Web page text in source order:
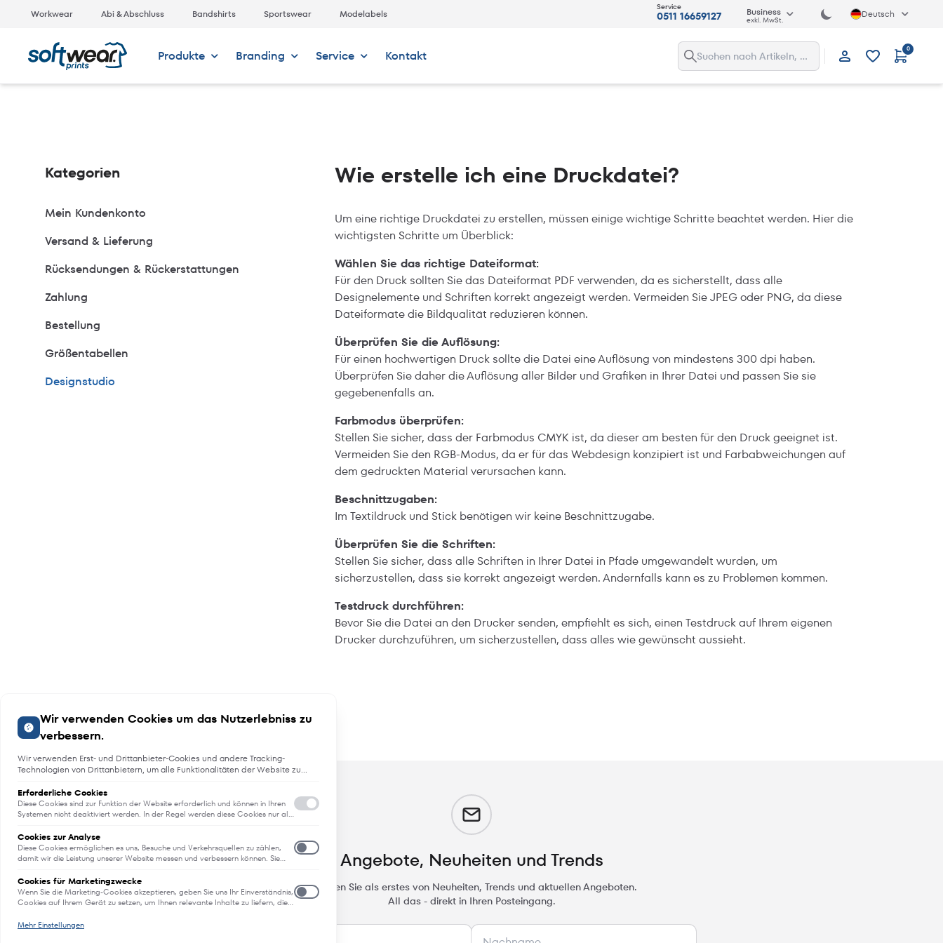
Workwear Abi & Abschluss Bandshirts Sportswear Modelabels
Service
0511 16659127 Business
exkl. MwSt. Deutsch
Produkte Branding Service Kontakt Anmelden
0
Kategorien
Mein Kundenkonto
Versand & Lieferung
Rücksendungen & Rückerstattungen
Zahlung
Bestellung
Größentabellen
Designstudio
Wie erstelle ich eine Druckdatei?
Um eine richtige Druckdatei zu erstellen, müssen einige wichtige Schritte beachtet werden. Hier die
wichtigsten Schritte um Überblick:
Wählen Sie das richtige Dateiformat:
Für den Druck sollten Sie das Dateiformat PDF verwenden, da es sicherstellt, dass alle
Designelemente und Schriften korrekt angezeigt werden. Vermeiden Sie JPEG oder PNG, da diese
Dateiformate die Bildqualität reduzieren können.
Überprüfen Sie die Auflösung:
Für einen hochwertigen Druck sollte die Datei eine Auflösung von mindestens 300 dpi haben.
Überprüfen Sie daher die Auflösung aller Bilder und Grafiken in Ihrer Datei und passen Sie sie
gegebenenfalls an.
Farbmodus überprüfen:
Stellen Sie sicher, dass der Farbmodus CMYK ist, da dieser am besten für den Druck geeignet ist.
Vermeiden Sie den RGB-Modus, da er für das Webdesign konzipiert ist und Farbabweichungen auf
dem gedruckten Material verursachen kann.
Beschnittzugaben:
Im Textildruck und Stick benötigen wir keine Beschnittzugabe.
Überprüfen Sie die Schriften:
Stellen Sie sicher, dass alle Schriften in Ihrer Datei in Pfade umgewandelt wurden, um
sicherzustellen, dass sie korrekt angezeigt werden. Andernfalls kann es zu Problemen kommen.
Testdruck durchführen:
Bevor Sie die Datei an den Drucker senden, empfiehlt es sich, einen Testdruck auf Ihrem eigenen
Drucker durchzuführen, um sicherzustellen, dass alles wie gewünscht aussieht.
Wir verwenden Cookies um das Nutzerlebniss zu
verbessern.
Wir verwenden Erst- und Drittanbieter-Cookies und andere Tracking-
Technologien von Drittanbietern, um alle Funktionalitäten der Website zu
und personalisierte Werbung über unsere Websites, Apps und Newsletter im
Internet und über Social-Media-Plattformen bereitzustellen. Zu diesem
Zweck erfassen wir Informationen zum Benutzer, dem Browsing-Verhalten
Erforderliche Cookies
Diese Cookies sind zur Funktion der Website erforderlich und können in Ihren
Systemen nicht deaktiviert werden. In der Regel werden diese Cookies nur als
Dienstanforderung entsprechen, wie etwa dem Festlegen Ihrer
Datenschutzeinstellungen, dem Anmelden oder dem Ausfüllen von
Formularen. Sie können Ihren Browser so einstellen, dass diese Cookies
der Website funktionieren dann aber nicht. Diese Cookies speichern keine
personenbezogenen Daten.
Cookies zur Analyse
Diese Cookies ermöglichen es uns, Besuche und Verkehrsquellen zu zählen,
damit wir die Leistung unserer Website messen und verbessern können. Sie
beliebtesten sind, welche am wenigsten genutzt werden und wie sich
Besucher auf der Website bewegen. Alle von diesen Cookies erfassten
Informationen werden aggregiert und sind deshalb anonym. Wenn Sie diese
besucht haben.
Cookies für Marketingzwecke
Wenn Sie die Marketing-Cookies akzeptieren, geben Sie uns Ihr Einverständnis,
Cookies auf Ihrem Gerät zu setzen, um Ihnen relevante Inhalte zu liefern, die
Werbepartnern auf unserer Website bereitgestellt werden, um ein Profil Ihrer
Mehr Einstellungen
Angebote, Neuheiten und Trends
Erfahren Sie als erstes von Neuheiten, Trends und aktuellen Angeboten.
All das - direkt in Ihren Posteingang.